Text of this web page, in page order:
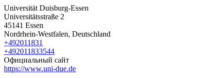
Universität Duisburg-Essen
Universitätsstraße 2
45141 Essen
Nordrhein-Westfalen, Deutschland
+492011831
+492011833544
Официальный сайт
https://www.uni-due.de